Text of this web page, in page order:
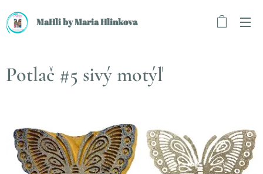
MaHli by Maria Hlinkova
Potlač #5 sivý motýľ